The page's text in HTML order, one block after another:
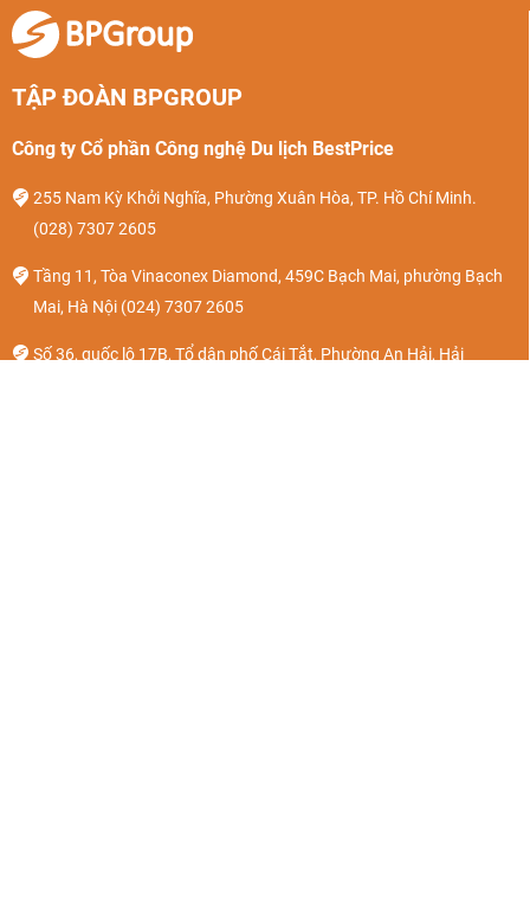
TẬP ĐOÀN BPGROUP
Công ty Cổ phần Công nghệ Du lịch BestPrice
255 Nam Kỳ Khởi Nghĩa, Phường Xuân Hòa, TP. Hồ Chí Minh.
(028) 7307 2605
Tầng 11, Tòa Vinaconex Diamond, 459C Bạch Mai, phường Bạch
Mai, Hà Nội (024) 7307 2605
Số 36, quốc lộ 17B, Tổ dân phố Cái Tắt, Phường An Hải, Hải